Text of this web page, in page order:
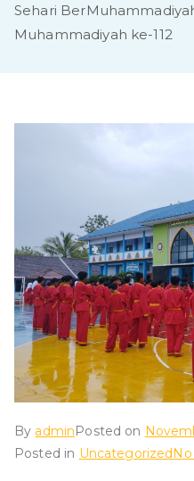
Sehari
Muhammadiyah ke-112
By adminPosted on
Posted in Uncategorized